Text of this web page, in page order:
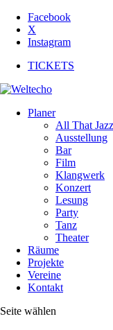
Facebook
X
Instagram
TICKETS
Planer
All That Jazz
Ausstellung
Bar
Film
Klangwerk
Konzert
Lesung
Party
Tanz
Theater
Räume
Projekte
Vereine
Kontakt
Seite wählen